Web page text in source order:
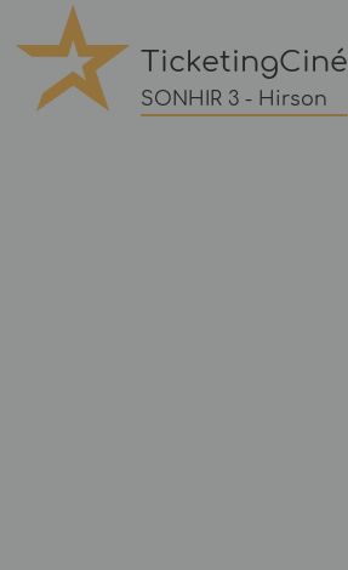
TicketingCiné
SONHIR 3 - Hirson